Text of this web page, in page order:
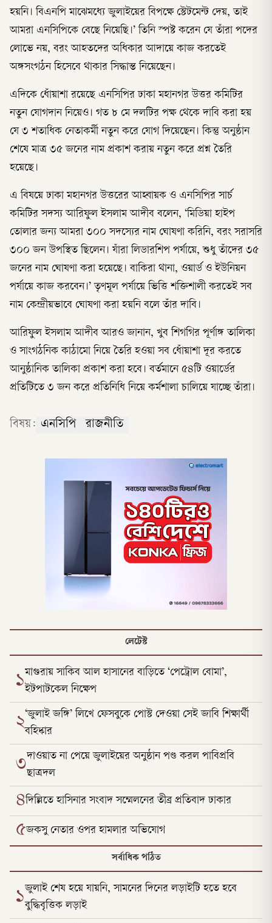
হয়নি। বিএনপি মাঝেমধ্যে জুলাইয়ের বিপক্ষে স্টেটমেন্ট দেয়, তাই
আমরা এনসিপিকে বেছে নিয়েছি।’ তিনি স্পষ্ট করেন যে তাঁরা পদের
লোভে নয়, বরং আহতদের অধিকার আদায়ে কাজ করতেই
অঙ্গসংগঠন হিসেবে থাকার সিদ্ধান্ত নিয়েছেন।
এদিকে ধোঁয়াশা রয়েছে এনসিপির ঢাকা মহানগর উত্তর কমিটির
নতুন যোগদান নিয়েও। গত ৮ মে দলটির পক্ষ থেকে দাবি করা হয়
যে ৩ শতাধিক নেতাকর্মী নতুন করে যোগ দিয়েছেন। কিন্তু অনুষ্ঠান
শেষে মাত্র ৩৫ জনের নাম প্রকাশ করায় নতুন করে প্রশ্ন তৈরি
হয়েছে।
এ বিষয়ে ঢাকা মহানগর উত্তরের আহ্বায়ক ও এনসিপির সার্চ
কমিটির সদস্য আরিফুল ইসলাম আদীব বলেন, ‘মিডিয়া হাইপ
তোলার জন্য আমরা ৩০০ সদস্যের নাম ঘোষণা করিনি, বরং সরাসরি
৩০০ জন উপস্থিত ছিলেন। যাঁরা লিডারশিপ পর্যায়ে, শুধু তাঁদের ৩৫
জনের নাম ঘোষণা করা হয়েছে। বাকিরা থানা, ওয়ার্ড ও ইউনিয়ন
পর্যায়ে কাজ করবেন।’ তৃণমূল পর্যায়ে ভিত্তি শক্তিশালী করতেই সব
নাম কেন্দ্রীয়ভাবে ঘোষণা করা হয়নি বলে তাঁর দাবি।
আরিফুল ইসলাম আদীব আরও জানান, খুব শিগগির পূর্ণাঙ্গ তালিকা
ও সাংগঠনিক কাঠামো নিয়ে তৈরি হওয়া সব ধোঁয়াশা দূর করতে
আনুষ্ঠানিক তালিকা প্রকাশ করা হবে। বর্তমানে ৫৪টি ওয়ার্ডের
প্রতিটিতে ৩ জন করে প্রতিনিধি নিয়ে কর্মশালা চালিয়ে যাচ্ছে তাঁরা।
বিষয়: এনসিপি রাজনীতি
লেটেস্ট
১মাগুরায় সাকিব আল হাসানের বাড়িতে ‘পেট্রোল বোমা’,
ইটপাটকেল নিক্ষেপ
২‘জুলাই জঙ্গি’ লিখে ফেসবুকে পোস্ট দেওয়া সেই জাবি শিক্ষার্থী
বহিষ্কার
৩দাওয়াত না পেয়ে জুলাইয়ের অনুষ্ঠান পণ্ড করল পাবিপ্রবি
ছাত্রদল
৪দিল্লিতে হাসিনার সংবাদ সম্মেলনের তীব্র প্রতিবাদ ঢাকার
৫জকসু নেতার ওপর হামলার অভিযোগ
সর্বাধিক পঠিত
১জুলাই শেষ হয়ে যায়নি, সামনের দিনের লড়াইটি হতে হবে
বুদ্ধিবৃত্তিক লড়াই